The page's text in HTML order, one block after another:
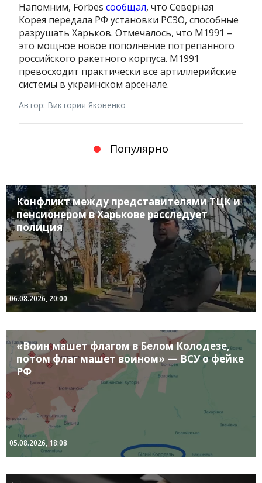
Напомним, Forbesсообщал, что Северная
Корея передала РФ установки РСЗО, способные
разрушать Харьков. Отмечалось, что M1991 –
это мощное новое пополнение потрепанного
российского ракетного корпуса. M1991
превосходит практически все артиллерийские
системы в украинском арсенале.
Автор: Виктория Яковенко
Популярно
Конфликт между представителями ТЦК и
пенсионером в Харькове расследует
полиция
06.08.2026, 20:00
«Воин машет флагом в Белом Колодезе,
потом флаг машет воином» — ВСУ о фейке
РФ
05.08.2026, 18:08